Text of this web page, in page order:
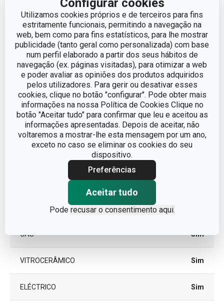
Utilizamos cookies próprios e de terceiros para fins
estritamente funcionais, permitindo a navegação na
web, bem como para fins estatísticos, para lhe mostrar
publicidade (tanto geral como personalizada) com base
num perfil elaborado a partir dos seus hábitos de
navegação (ex. páginas visitadas), para otimizar a web
e poder avaliar as opiniões dos produtos adquiridos
pelos utilizadores. Para gerir ou desativar esses
cookies, clique no botão "configurar". Pode obter mais
informações na nossa Política de Cookies Clique no
botão "Aceitar tudo" para confirmar que leu e aceitou as
informações apresentadas. Depois de aceitar, não
voltaremos a mostrar-lhe esta mensagem por um ano,
exceto no caso se eliminar os cookies do seu
dispositivo.
Preferências
Aceitar tudo
Pode recusar o consentimento aqui.
Outros parâmetros
CATEGORIA Panela
LINHA DE PRODUTO VISION
MATERIAL aço inoxidável, vidro
TAMPA Sim
GÁS Sim
VITROCERÂMICO Sim
ELÉCTRICO Sim